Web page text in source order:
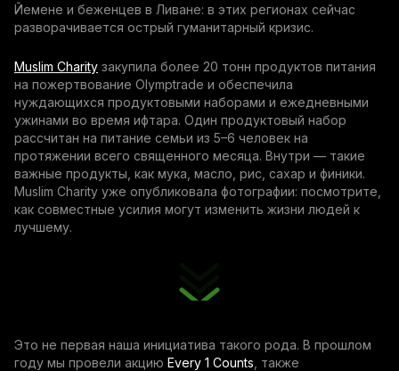
Йемене и беженцев в Ливане: в этих регионах сейчас
разворачивается острый гуманитарный кризис.
Muslim Charity закупила более 20 тонн продуктов питания
на пожертвование Olymptrade и обеспечила
нуждающихся продуктовыми наборами и ежедневными
ужинами во время ифтара. Один продуктовый набор
рассчитан на питание семьи из 5–6 человек на
протяжении всего священного месяца. Внутри — такие
важные продукты, как мука, масло, рис, сахар и финики.
Muslim Charity уже опубликовала фотографии: посмотрите,
как совместные усилия могут изменить жизни людей к
лучшему.
Это не первая наша инициатива такого рода. В прошлом
году мы провели акцию Every 1 Counts , также